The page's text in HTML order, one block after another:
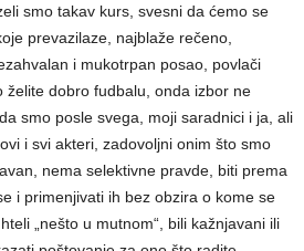
smo takav kurs, svesni da ćemo se
prevazilaze, najblaže rečeno,
i mukotrpan posao, povlači
želite dobro fudbalu, onda izbor ne
smo posle svega, moji saradnici i ja, ali
i svi akteri, zadovoljni onim što smo
nema selektivne pravde, biti prema
i primenjivati ih bez obzira o kome se
„nešto u mutnom“, bili kažnjavani ili